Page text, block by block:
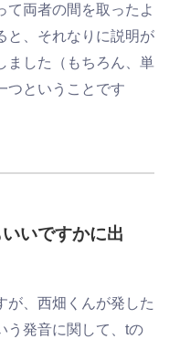
て両者の間を取ったよ
と、それなりに説明が
ました（もちろん、単
つということです
いですかに出
が、西畑くんが発した
う発音に関して、tの